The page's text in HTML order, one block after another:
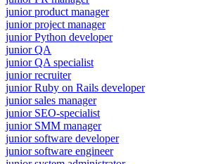
junior product manager
junior project manager
junior Python developer
junior QA
junior QA specialist
junior recruiter
junior Ruby on Rails developer
junior sales manager
junior SEO-specialist
junior SMM manager
junior software developer
junior software engineer